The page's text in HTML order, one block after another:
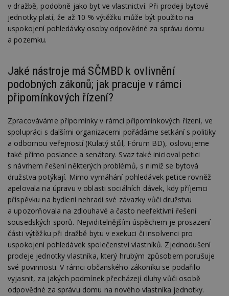
v dražbě, podobně jako byt ve vlastnictví. Při prodeji bytové
jednotky platí, že až 10 % výtěžku může být použito na
uspokojení pohledávky osoby odpovědné za správu domu
a pozemku.
Jaké nástroje má SČMBD k ovlivnění
podobných zákonů; jak pracuje v rámci
připomínkových řízení?
Zpracováváme připomínky v rámci připomínkových řízení, ve
spolupráci s dalšími organizacemi pořádáme setkání s politiky
a odbornou veřejností (Kulatý stůl, Fórum BD), oslovujeme
také přímo poslance a senátory. Svaz také inicioval petici
s návrhem řešení některých problémů, s nimiž se bytová
družstva potýkají. Mimo vymáhání pohledávek petice rovněž
apelovala na úpravu v oblasti sociálních dávek, kdy příjemci
příspěvku na bydlení nehradí své závazky vůči družstvu
a upozorňovala na zdlouhavé a často neefektivní řešení
sousedských sporů. Nejviditelnějším úspěchem je prosazení
části výtěžku při dražbě bytu v exekuci či insolvenci pro
uspokojení pohledávek společenství vlastníků. Zjednodušení
prodeje jednotky vlastníka, který hrubým způsobem porušuje
své povinnosti. V rámci občanského zákoníku se podařilo
vyjasnit, za jakých podmínek přecházejí dluhy vůči osobě
odpovědné za správu domu na nového vlastníka jednotky.